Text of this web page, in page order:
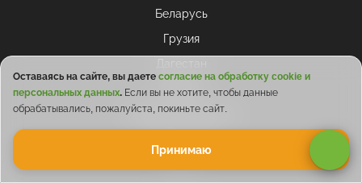
Беларусь
Грузия
Домбай
Кабардино-Балкария
Оставаясь на сайте, вы даете согласие на обработку cookie и
персональных данных. Если вы не хотите, чтобы данные
обрабатывались, пожалуйста, покиньте сайт.
Принимаю